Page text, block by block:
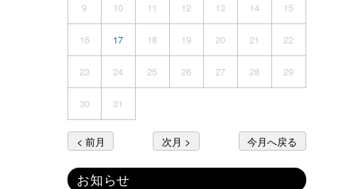
9 10 11 12 13 14 15
16 17 18 19 20 21 22
23 24 25 26 27 28 29
30 31
< 前月 次月 > 今月へ戻る
お知らせ